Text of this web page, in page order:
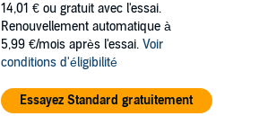
14,01 € ou gratuit avec l'essai.
Renouvellement automatique à
5,99 €/mois après l'essai. Voir
conditions d'éligibilité
Essayez Standard gratuitement